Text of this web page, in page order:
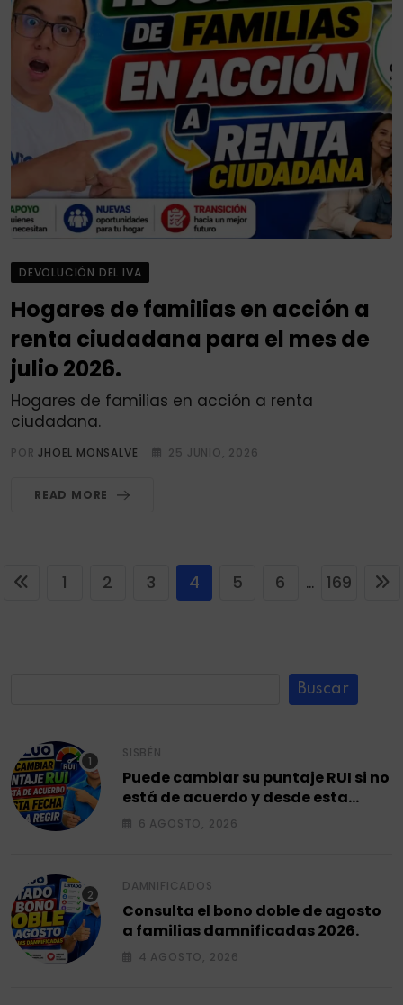
DEVOLUCIÓN DEL IVA
Hogares de familias en acción a
renta ciudadana para el mes de
julio 2026.
Hogares de familias en acción a renta
ciudadana.
PORJHOEL MONSALVE 25 JUNIO, 2026
READ MORE
1 2 3 4 5 6 ... 169
Buscar
SISBÉN
Puede cambiar su puntaje RUI si no
está de acuerdo y desde esta
fecha empieza a regir en el 2026.
6 AGOSTO, 2026
DAMNIFICADOS
Consulta el bono doble de agosto
a familias damnificadas 2026.
4 AGOSTO, 2026